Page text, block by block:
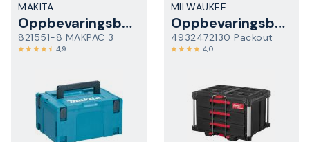
MAKITA
Oppbevaringsboks
821551-8 MAKPAC 3
4,9
MILWAUKEE
Oppbevaringsboks
4932472130 Packout
4,0